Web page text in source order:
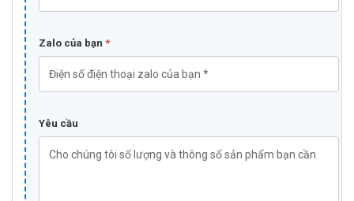
Zalo của bạn *
Yêu cầu